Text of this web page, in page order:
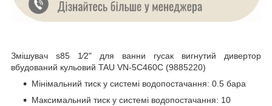
Змішувач s85 1⁄2" для ванни гусак вигнутий дивертор
вбудований кульовий TAU VN-5C460C (9885220)
Мінімальний тиск у системі водопостачання: 0.5 бара
Максимальний тиск у системі водопостачання: 10